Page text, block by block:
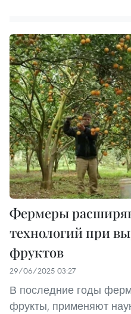
Фермеры
технологий при
фруктов
29/06/2025 03:27
В последние годы
фрукты, применяют